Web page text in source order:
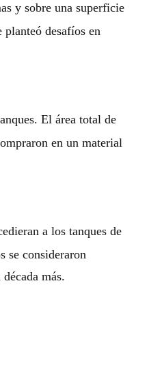
y sobre una superficie
desafíos en
El área total de
en un material
a los tanques de
se consideraron
más.